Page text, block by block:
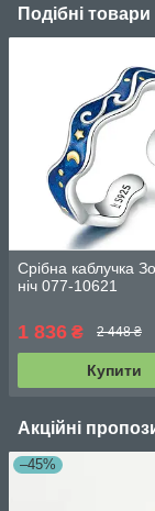
Подібні товари
Срібна каблучка
ніч 077-10621
1 836 ₴ 2 448 ₴
Купити
Акційні
–45%